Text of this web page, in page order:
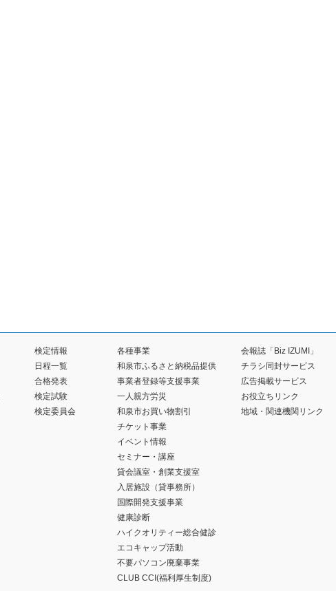
検定情報
日程一覧
合格発表
検定試験
検定委員会
各種事業
和泉市ふるさと納税品提供
事業者登録等支援事業
一人親方労災
和泉市お買い物割引
チケット事業
イベント情報
セミナー・講座
貸会議室・創業支援室
入居施設（貸事務所）
国際開発支援事業
健康診断
ハイクオリティー総合健診
エコキャップ活動
不要パソコン廃棄事業
CLUB CCI(福利厚生制度)
会報誌「Biz IZUMI」
チラシ同封サービス
広告掲載サービス
お役立ちリンク
地域・関連機関リンク